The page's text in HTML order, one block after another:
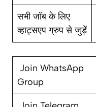
सभी जॉब के लिए
व्हाट्सएप ग्रुप से जुड़ें
Join WhatsApp
Group